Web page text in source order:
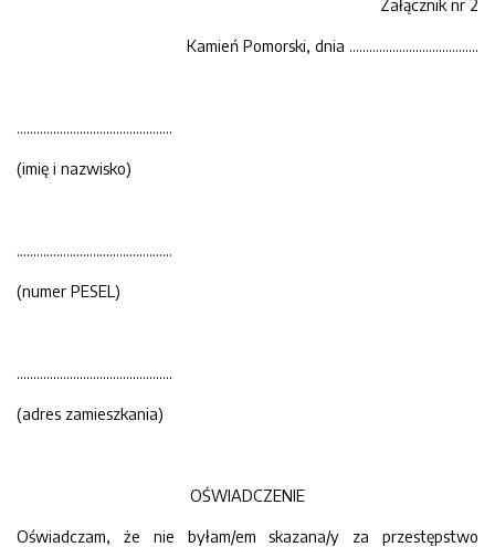
Załącznik nr 2
Kamień Pomorski, dnia ………………..……………….
………………………………………..
(imię i nazwisko)
………………………………………..
(numer PESEL)
………………………………………..
(adres zamieszkania)
OŚWIADCZENIE
Oświadczam, że nie byłam/em skazana/y za przestępstwo